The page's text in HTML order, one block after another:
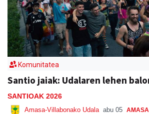
Komunitatea
Santio jaiak: Udalaren lehen
SANTIOAK 2026
Amasa-Villabonako Udala abu 05